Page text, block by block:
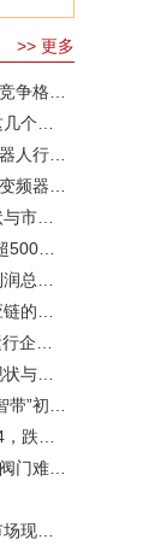
>> 更多